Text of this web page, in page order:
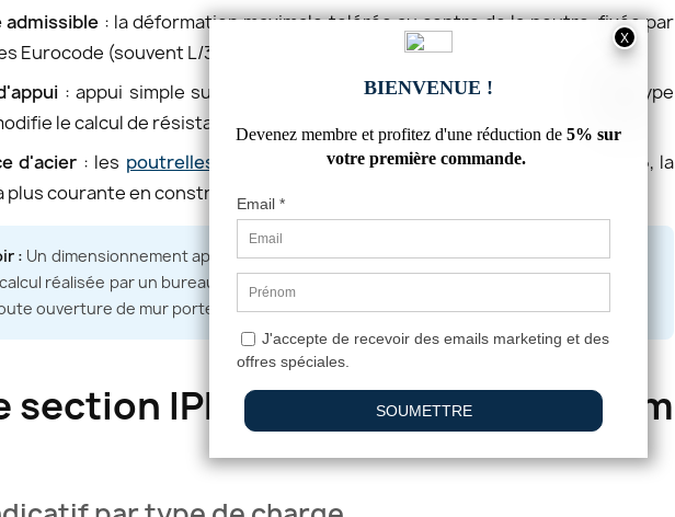
admissible : la déformation maximale tolérée au centre de la poutre, fixée par
Eurocode (souvent L/300, soit 20 mm pour 6 m).
: appui simple sur maçonnerie, encastrement partiel ou total. Le type
le calcul de résistance.
d'acier : les poutrelles IPN
vendues sur Commentfer sont en acier S235, la
plus courante en construction.
: Un dimensionnement approximatif basé sur des tableaux en ligne ne remplace pas
réalisée par un bureau d'études ou un ingénieur structure. C'est une obligation
ouverture de mur porteur.
section IPN pour une portée de 6 m